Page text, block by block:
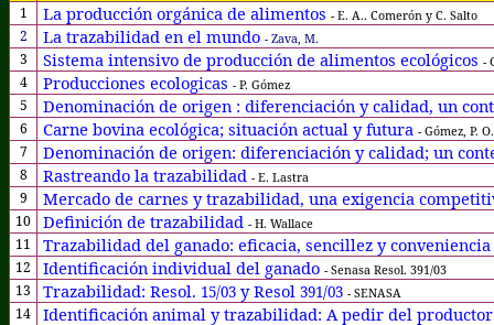
1 La producción orgánica de alimentos - E. A.. Comerón y C. Salto
2 La trazabilidad en el mundo - Zava, M.
3 Sistema intensivo de producción de alimentos ecológicos -
4 Producciones ecologicas - P. Gómez
5 Denominación de origen : diferenciación y calidad, un
6 Carne bovina ecológica; situación actual y futura - Gómez, P. O.
7 Denominación de origen: diferenciación y calidad; un
8 Rastreando la trazabilidad - E. Lastra
9 Mercado de carnes y trazabilidad, una exigencia
10 Definición de trazabilidad - H. Wallace
11 Trazabilidad del ganado: eficacia, sencillez y conveniencia
12 Identificación individual del ganado - Senasa Resol. 391/03
13 Trazabilidad: Resol. 15/03y Resol 391/03 - SENASA
14 Identificación animal y trazabilidad: A pedir del productor